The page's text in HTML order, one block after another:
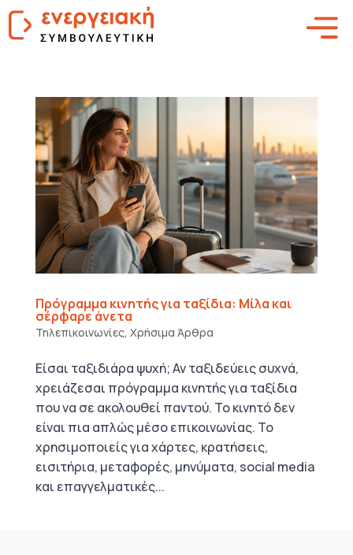
Πρόγραμμα κινητής για ταξίδια: Μίλα και
σέρφαρε άνετα
Τηλεπικοινωνίες, Χρήσιμα Άρθρα
Είσαι ταξιδιάρα ψυχή; Αν ταξιδεύεις συχνά,
χρειάζεσαι πρόγραμμα κινητής για ταξίδια
που να σε ακολουθεί παντού. Το κινητό δεν
είναι πια απλώς μέσο επικοινωνίας. Το
χρησιμοποιείς για χάρτες, κρατήσεις,
εισιτήρια, μεταφορές, μηνύματα, social media
και επαγγελματικές...